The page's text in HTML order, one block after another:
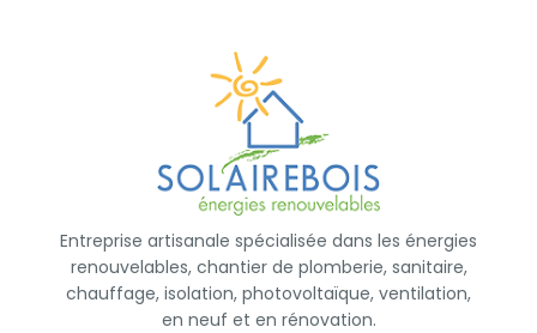
Entreprise artisanale spécialisée dans les énergies
renouvelables, chantier de plomberie, sanitaire,
chauffage, isolation, photovoltaïque, ventilation,
en neuf et en rénovation.